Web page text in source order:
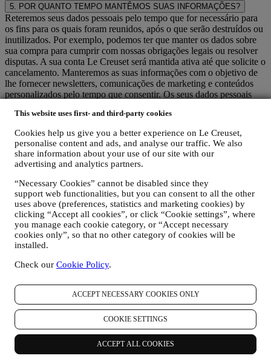
This website uses first- and third-party cookies
Cookies help us give you a better experience on Le Creuset,
personalise content and ads, and analyse our traffic. We also
share information about your use of our site with our
advertising and analytics partners.
“Necessary Cookies” cannot be disabled since they
support web functionalities, but you can consent to all the other
uses above (preferences, statistics and marketing cookies) by
clicking “Accept all cookies”, or click “Cookie settings”, where
you manage each cookie category, or “Accept necessary
cookies only”, so that no other category of cookies will be
installed.
Check our Cookie Policy.
ACCEPT NECESSARY COOKIES ONLY
COOKIE SETTINGS
ACCEPT ALL COOKIES
5. POR QUANTO TEMPO MANTÊMOS SUAS INFORMAÇÕES?
Reteremos seus dados pessoais pelo tempo que for necessário para
os fins para os quais foram reunidos, após o que serão destruídos ou
inutilizados. Por exemplo, podemos ter que manter os dados sobre
sua compra para cumprir com nossas obrigações legais ou resolver
disputas. A sua conta Le Creuset será mantida ativa até que solicite o
cancelamento. Manteremos as suas informações com o objetivo de
lhe fornecer newsletters, comunicações de marketing e conteúdos
personalizados pelo tempo que consentir. Os seus dados pessoais
verificar se ainda está interessado em receber as nossas
poderemos enviar-lhe uma comunicação para confirmar se ainda
deseja manter contato connosco. Caso contrário, deixaremos de lhe
enviar comunicações de marketing.
6. A QUEM PODEMOS PARTILHAR SUAS INFORMAÇÕES?
Equipe da Le Creuset- Seus dados pessoais serão processados ​​
somente pela nossa equipa autorizada ou por uma equipa autorizada
de outras empresas do grupo Le Creuset que nos apoia no
fornecimento dos serviços descritos acima. Se autorizar o
processamento dos seus dados pessoais para os fins acima, seus
dados pessoais inseridos no banco de dados do grupo Le Creuset
estarão acessíveis à equipa de vendas da Le Creuset, pois ela suporta
o grupo Le Creuset com sua atividade comercial.
Outras empresas que trabalham para nós e nossos fornecedores
com empresas especializadas, que confiamos, em nosso nome, como
processadores de dados, às tarefas de natureza técnica e
organizacional necessárias para gerenciar nossos relacionamentos
com clientes e fornecer os serviços descritos acima. Isso inclui
empresas que fornecem serviços de armazenamento para
documentação sobre relacionamentos com clientes, provedores de